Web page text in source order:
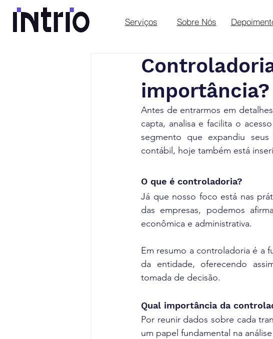
Serviços Sobre Nós
importância?
Antes de entrarmos em
capta, analisa e facilita o
segmento que expandiu seus
contábil, hoje também está
O que é controladoria?
Já que nosso foco está nas
das empresas, podemos
econômica e administrativa.
Em resumo a controladoria é a
da entidade, oferecendo
tomada de decisão.
Qual importância da
Por reunir dados sobre cada
um papel fundamental na